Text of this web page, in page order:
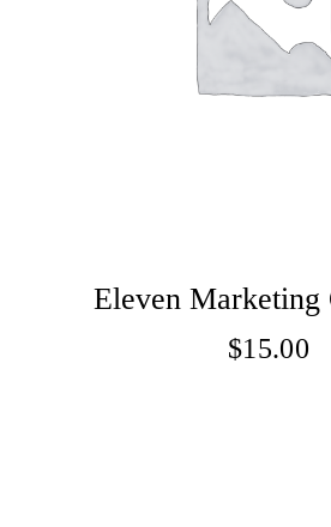
Eleven Marketing
$15.00